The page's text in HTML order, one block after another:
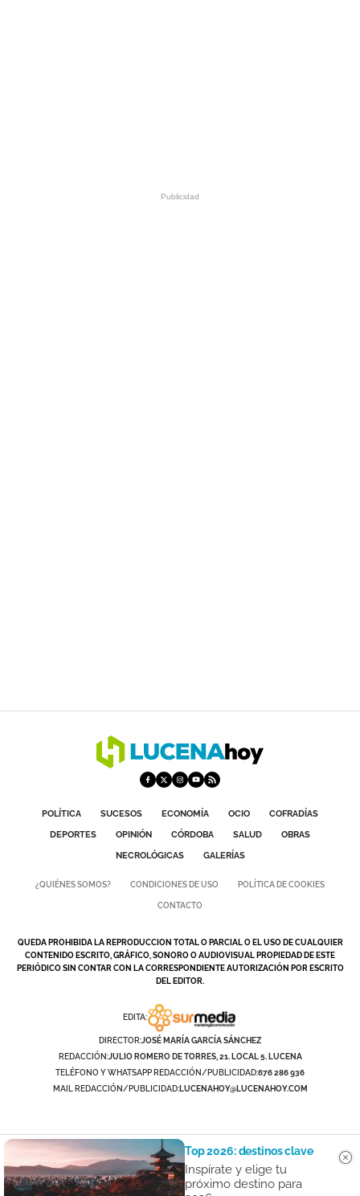
POLÍTICA SUCESOS ECONOMÍA OCIO
COFRADÍAS
DEPORTES
OPINIÓN CÓRDOBA SALUD
OBRAS
NECROLÓGICAS
GALERÍAS
¿QUIÉNES SOMOS? CONDICIONES DE USO POLÍTICA DE COOKIES
CONTACTO
QUEDA PROHIBIDA LA REPRODUCCION TOTAL O PARCIAL O EL USO DE CUALQUIER
CONTENIDO ESCRITO, GRÁFICO, SONORO O AUDIOVISUAL PROPIEDAD DE ESTE
PERIÓDICO SIN CONTAR CON LA CORRESPONDIENTE AUTORIZACIÓN POR ESCRITO
DEL EDITOR.
EDITA:
DIRECTOR:JOSÉ MARÍA GARCÍA SÁNCHEZ
REDACCIÓN:JULIO ROMERO DE TORRES, 21. LOCAL 5. LUCENA
TELÉFONO Y WHATSAPP REDACCIÓN/PUBLICIDAD:676 286 936
MAIL REDACCIÓN/PUBLICIDAD:LUCENAHOY@LUCENAHOY.COM
Top 2026: destinos clave
Inspírate y elige tu
próximo destino para